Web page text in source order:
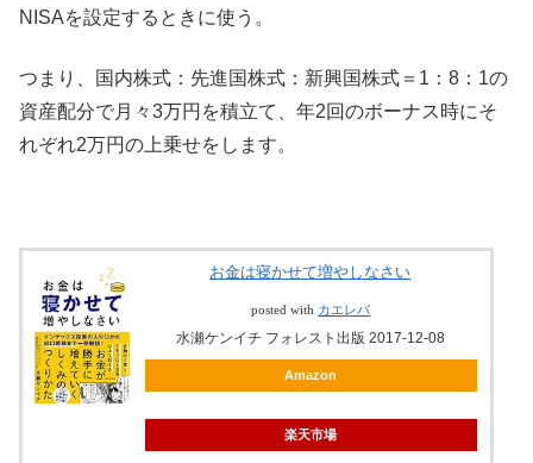
NISAを設定するときに使う。
つまり、国内株式：先進国株式：新興国株式＝1：8：1の
資産配分で月々3万円を積立て、年2回のボーナス時にそ
れぞれ2万円の上乗せをします。
お金は寝かせて増やしなさい
posted with カエレバ
水瀬ケンイチ フォレスト出版 2017-12-08
Amazon
楽天市場